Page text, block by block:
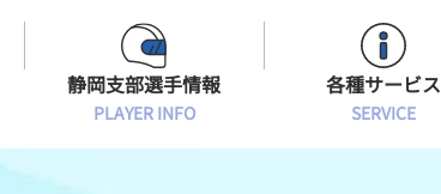
静岡支部選手情報
PLAYER INFO
各種サービス
SERVICE